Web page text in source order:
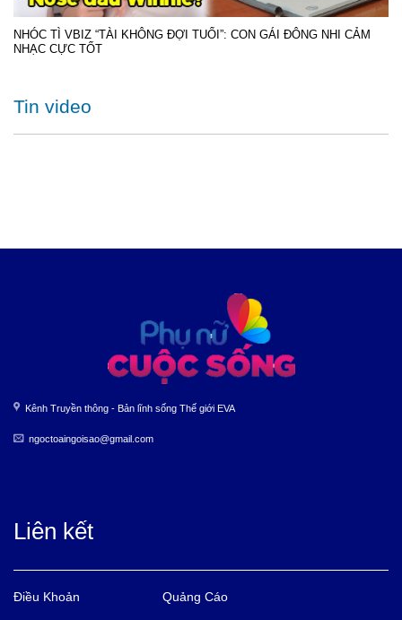
NHÓC TÌ VBIZ “TÀI KHÔNG ĐỢI TUỔI”: CON GÁI ĐÔNG NHI CẢM
NHẠC CỰC TỐT
Tin video
Kênh Truyền thông - Bản lĩnh sống Thế giới EVA
ngoctoaingoisao@gmail.com
Liên kết
Điều Khoản Quảng Cáo